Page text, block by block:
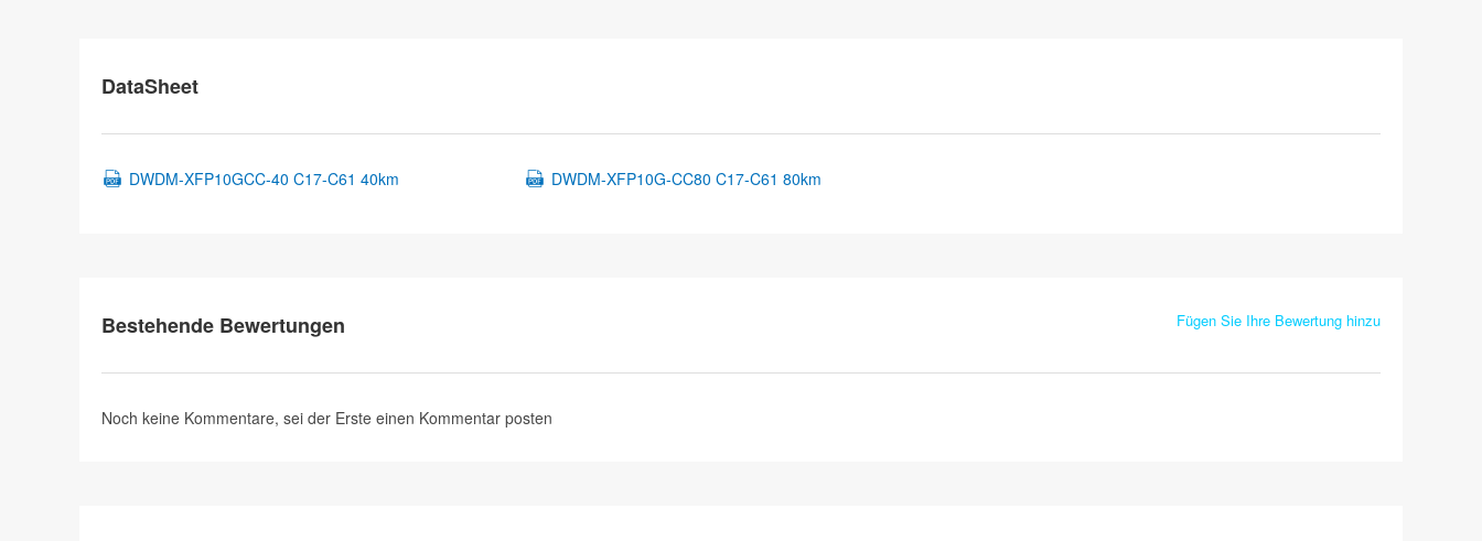
DataSheet
DWDM-XFP10GCC-40 C17-C61 40km DWDM-XFP10G-CC80 C17-C61 80km
Bestehende Bewertungen Fügen Sie Ihre Bewertung hinzu
Noch keine Kommentare, sei der Erste einen Kommentar posten